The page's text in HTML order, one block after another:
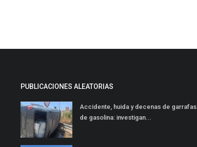
PUBLICACIONES ALEATORIAS
Accidente, huida y decenas de garrafas
de gasolina: investigan...